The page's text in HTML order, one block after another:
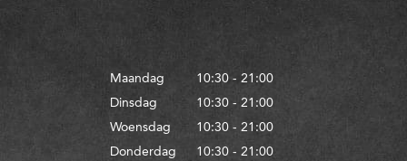
Maandag
10:30 - 21:00
Dinsdag
10:30 - 21:00
Woensdag
10:30 - 21:00
Donderdag
10:30 - 21:00